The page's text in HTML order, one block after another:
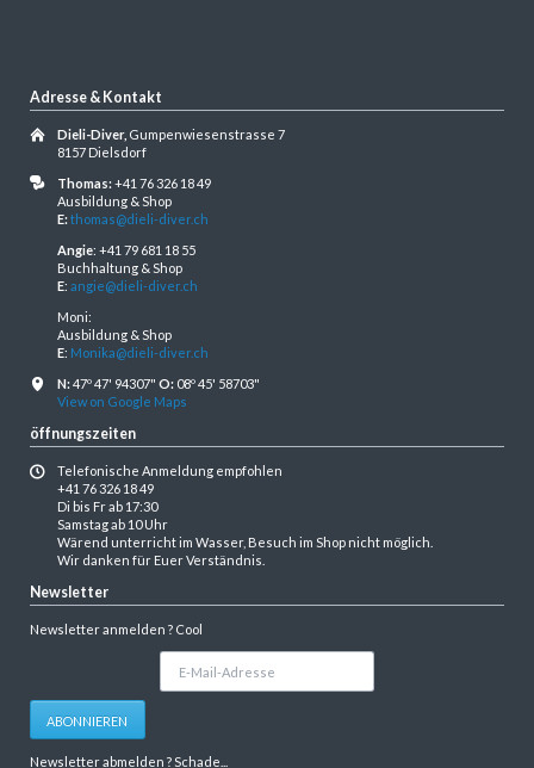
Adresse & Kontakt
Dieli-Diver, Gumpenwiesenstrasse 7
8157 Dielsdorf
Thomas:+41 76 326 18 49
Ausbildung & Shop
E:thomas@dieli-diver.ch
Angie: +41 79 681 18 55
Buchhaltung & Shop
E: angie@dieli-diver.ch
Moni:
Ausbildung & Shop
E: Monika@dieli-diver.ch
N:47º 47' 94307" O:08º 45' 58703"
View on Google Maps
öffnungszeiten
Telefonische Anmeldung empfohlen
+41 76 326 18 49
Di bis Fr ab 17:30
Samstag ab 10 Uhr
Wärend unterricht im Wasser, Besuch im Shop nicht möglich.
Wir danken für Euer Verständnis.
Newsletter
Newsletter anmelden ? Cool
Adresse
ABONNIEREN
Newsletter abmelden ? Schade...